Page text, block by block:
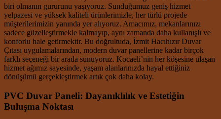
biri olmanın gururunu yaşıyoruz. Sunduğumuz geniş hizmet
yelpazesi ve yüksek kaliteli ürünlerimizle, her türlü projede
müşterilerimizin yanında yer alıyoruz. Amacımız, mekanlarınızı
sadece güzelleştirmekle kalmayıp, aynı zamanda daha kullanışlı ve
konforlu hale getirmektir. Bu doğrultuda, İzmit Hacıhızır Duvar
Çıtası uygulamalarından, modern duvar panellerine kadar birçok
farklı seçeneği bir arada sunuyoruz. Kocaeli’nin her köşesine ulaşan
hizmet ağımız sayesinde, yaşam alanlarınızda hayal ettiğiniz
dönüşümü gerçekleştirmek artık çok daha kolay.
PVC Duvar Paneli: Dayanıklılık ve Estetiğin
Buluşma Noktası